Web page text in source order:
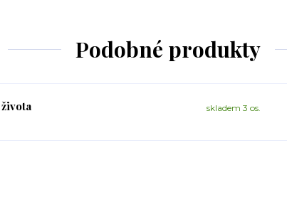
Podobné produkty
skladem 3 os.